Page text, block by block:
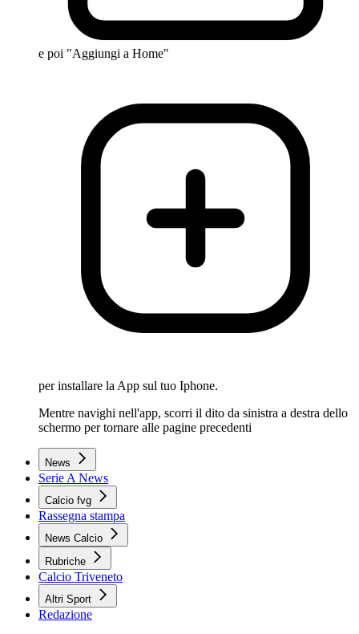
e poi "Aggiungi a Home"
per installare la App sul tuo Iphone.
Mentre navighi nell'app, scorri il dito da sinistra a destra dello
schermo per tornare alle pagine precedenti
News
Serie A News
Calcio fvg
Rassegna stampa
News Calcio
Rubriche
Calcio Triveneto
Altri Sport
Redazione